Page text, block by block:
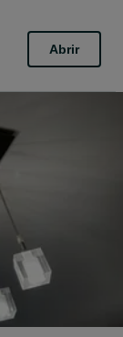
Abrir